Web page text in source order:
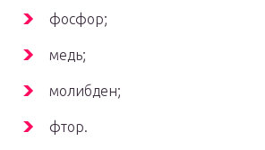
фосфор;
медь;
молибден;
фтор.